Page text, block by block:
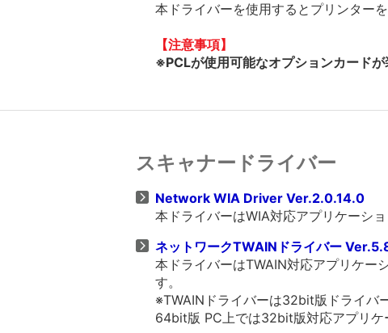
本ドライバーを使用するとプリンター
【注意事項】
※PCLが使用可能なオプションカード
スキャナードライバー
Network WIA Driver Ver.2.0.14.0
本ドライバーはWIA対応アプリケーシ
ネットワークTWAINドライバー
本ドライバーはTWAIN対応アプリケー
す。
※TWAINドライバーは32bit版ドライバ
64bit版 PC上では32bit版対応アプリケ